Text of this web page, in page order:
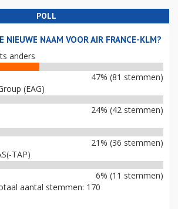
POLL
NIEUWE NAAM VOOR AIR FRANCE-KLM?
anders
47% (81 stemmen)
(EAG)
24% (42 stemmen)
21% (36 stemmen)
TAP)
6% (11 stemmen)
aantal stemmen: 170